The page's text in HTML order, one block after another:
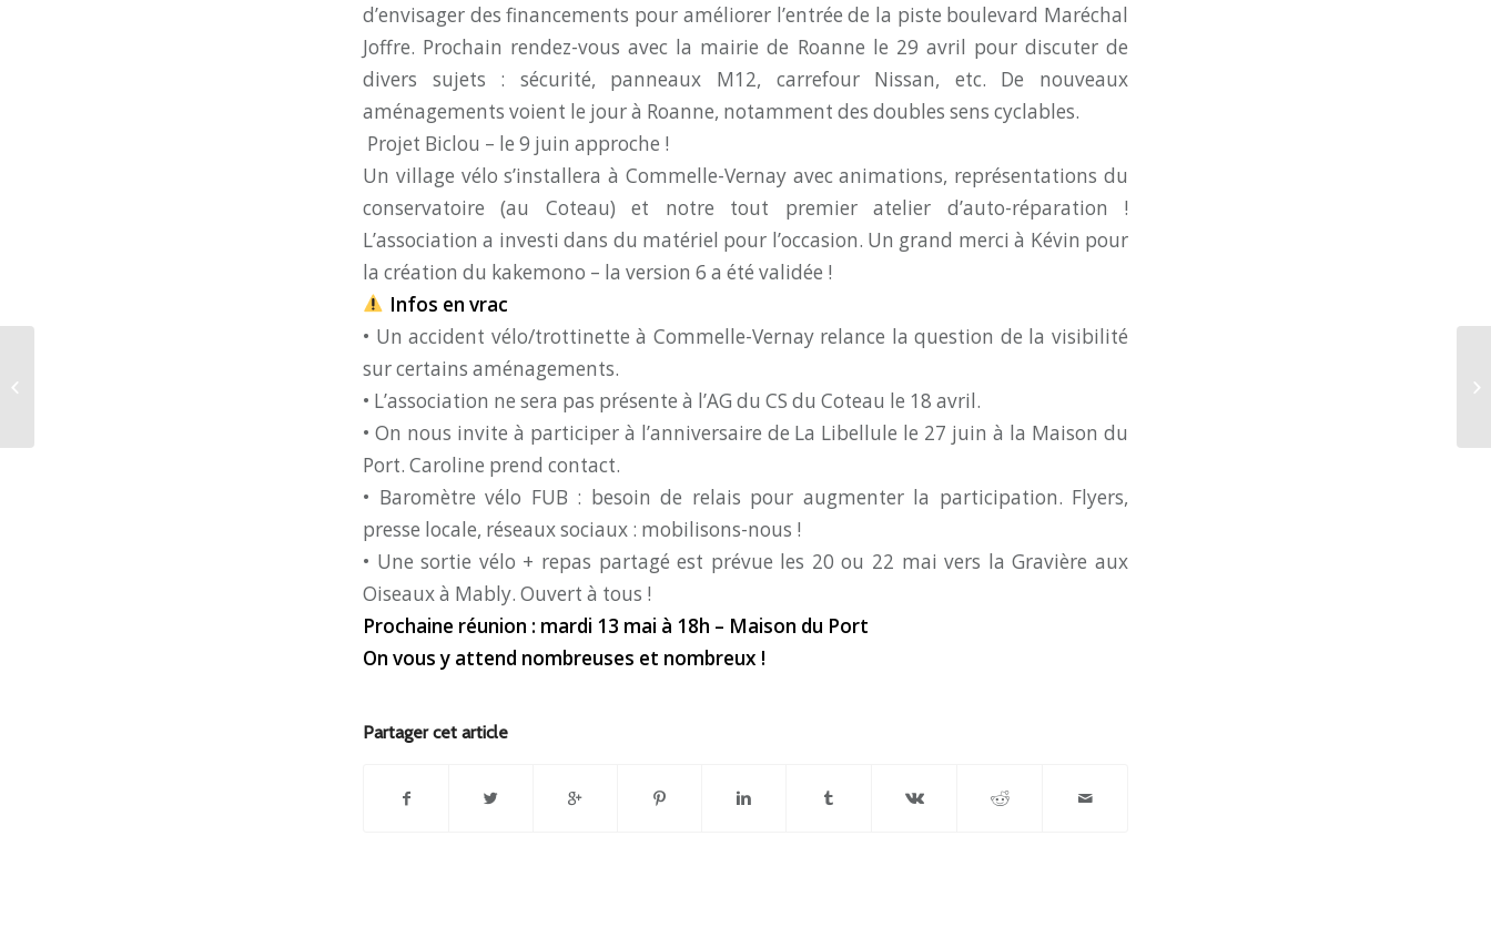
d’envisager des financements pour améliorer l’entrée de la piste boulevard Maréchal
Joffre. Prochain rendez-vous avec la mairie de Roanne le 29 avril pour discuter de
divers sujets : sécurité, panneaux M12, carrefour Nissan, etc. De nouveaux
aménagements voient le jour à Roanne, notamment des doubles sens cyclables.
Projet Biclou – le 9 juin approche !
Un village vélo s’installera à Commelle-Vernay avec animations, représentations du
conservatoire (au Coteau) et notre tout premier atelier d’auto-réparation !
L’association a investi dans du matériel pour l’occasion. Un grand merci à Kévin pour
la création du kakemono – la version 6 a été validée !
Infos en vrac
• Un accident vélo/trottinette à Commelle-Vernay relance la question de la visibilité
sur certains aménagements.
• L’association ne sera pas présente à l’AG du CS du Coteau le 18 avril.
• On nous invite à participer à l’anniversaire de La Libellule le 27 juin à la Maison du
Port. Caroline prend contact.
• Baromètre vélo FUB : besoin de relais pour augmenter la participation. Flyers,
presse locale, réseaux sociaux : mobilisons-nous !
• Une sortie vélo + repas partagé est prévue les 20 ou 22 mai vers la Gravière aux
Oiseaux à Mably. Ouvert à tous !
Prochaine réunion : mardi 13 mai à 18h – Maison du Port
On vous y attend nombreuses et nombreux !
Partager cet article